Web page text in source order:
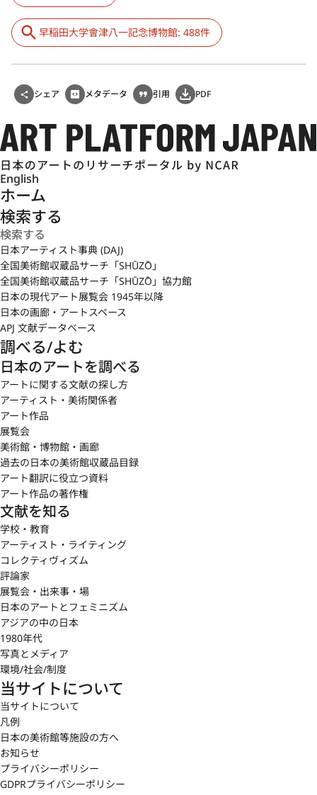
早稲田大学會津八一記念博物館: 488件
シェア メタデータ 引用 PDF
English
ホーム
検索する
日本アーティスト事典 (DAJ)
全国美術館収蔵品サーチ「SHŪZŌ」
全国美術館収蔵品サーチ「SHŪZŌ」協力館
日本の現代アート展覧会 1945年以降
日本の画廊・アートスペース
APJ 文献データベース
調べる/よむ
日本のアートを調べる
アートに関する文献の探し方
アーティスト・美術関係者
アート作品
展覧会
美術館・博物館・画廊
過去の日本の美術館収蔵品目録
アート翻訳に役立つ資料
アート作品の著作権
文献を知る
学校・教育
アーティスト・ライティング
コレクティヴィズム
評論家
展覧会・出来事・場
日本のアートとフェミニズム
アジアの中の日本
1980年代
写真とメディア
環境/社会/制度
当サイトについて
当サイトについて
凡例
日本の美術館等施設の方へ
お知らせ
プライバシーポリシー
GDPRプライバシーポリシー